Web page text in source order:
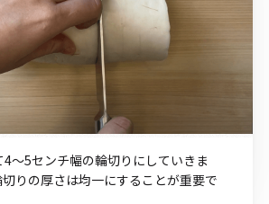
～5センチ幅の輪切りにしていきま
りの厚さは均一にすることが重要で